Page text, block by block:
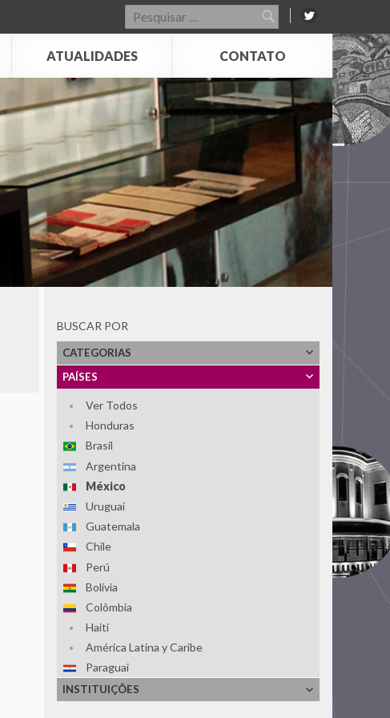
Pesquisar
por:
ATUALIDADES CONTATO
BUSCAR POR
CATEGORIAS
PAÍSES
Ver Todos
Honduras
Brasil
Argentina
México
Uruguai
Guatemala
Chile
Perú
Bolívia
Colômbia
Haití
América Latina y Caribe
Paraguai
El Salvador
INSTITUIÇÕES